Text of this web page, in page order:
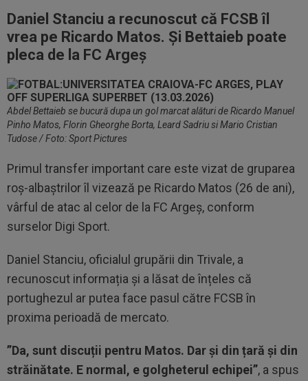
Daniel Stanciu a recunoscut că FCSB îl
vrea pe Ricardo Matos. Și Bettaieb poate
pleca de la FC Argeș
Abdel Bettaieb se bucură dupa un gol marcat alături de Ricardo Manuel
Pinho Matos, Florin Gheorghe Borta, Leard Sadriu si Mario Cristian
Tudose / Foto: Sport Pictures
Primul transfer important care este vizat de gruparea
roș-albaștrilor îl vizează pe Ricardo Matos (26 de ani),
vârful de atac al celor de la FC Argeș, conform
surselor Digi Sport.
Daniel Stanciu, oficialul grupării din Trivale, a
recunoscut informația și a lăsat de înțeles că
portughezul ar putea face pasul către FCSB în
proxima perioadă de mercato.
”Da, sunt discuții pentru Matos. Dar și din țară și din
străinătate. E normal, e golgheterul echipei”, a spus